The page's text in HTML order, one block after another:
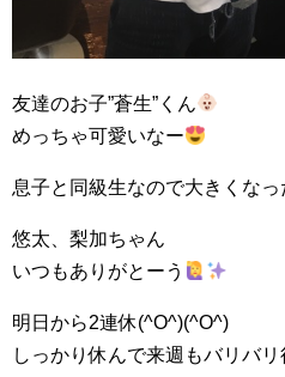
友達のお子”蒼生”くん
めっちゃ可愛いなー
息子と同級生なので大きくな
悠太、梨加ちゃん
いつもありがとーう
明日から2連休(^O^)(^O^)
しっかり休んで来週もバリバリ